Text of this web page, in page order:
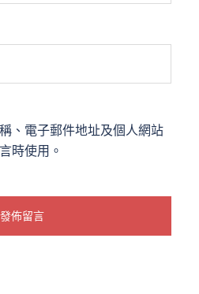
、電子郵件地址及個人網站
時使用。